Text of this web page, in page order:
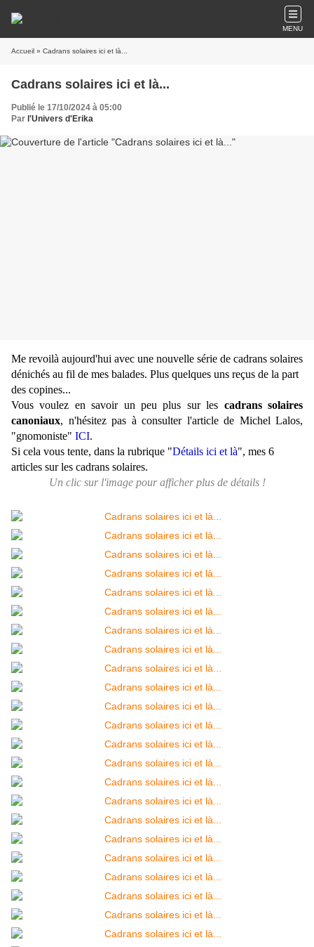
MENU
Accueil » Cadrans solaires ici et là...
Cadrans solaires ici et là...
Publié le 17/10/2024 à 05:00
Par l'Univers d'Erika
Me revoilà aujourd'hui avec une nouvelle série de cadrans solaires
dénichés au fil de mes balades. Plus quelques uns reçus de la part
des copines...
Vous voulez en savoir un peu plus sur les cadrans solaires
canoniaux, n'hésitez pas à consulter l'article de Michel Lalos,
"gnomoniste" ICI.
Si cela vous tente, dans la rubrique "Détails ici et là", mes 6
articles sur les cadrans solaires.
Un clic sur l'image pour afficher plus de détails !